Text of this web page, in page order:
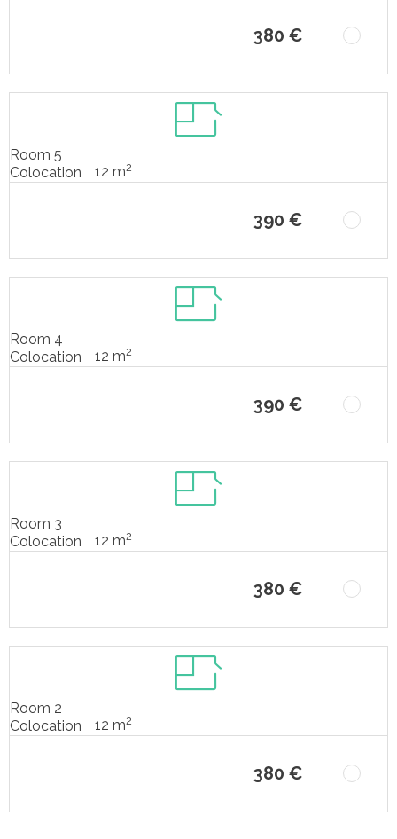
380 €
Room 5
Colocation
12 m2
390 €
Room 4
Colocation
12 m2
390 €
Room 3
Colocation
12 m2
380 €
Room 2
Colocation
12 m2
380 €